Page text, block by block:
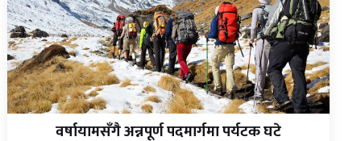
वर्षायामसँगै अन्नपूर्ण पदमार्गमा पर्यटक घटे